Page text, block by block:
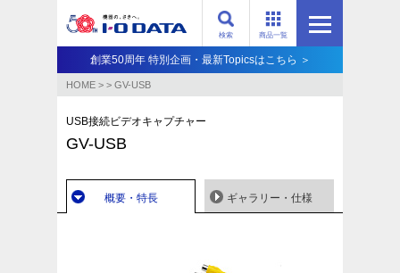
商品一覧
検索
創業50周年 特別企画・最新Topicsはこちら ＞
HOME > > GV-USB
USB接続ビデオキャプチャー
GV-USB
概要・特長 ギャラリー・仕様